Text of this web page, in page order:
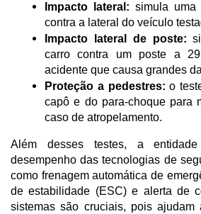
Impacto lateral: simula
contra a lateral do veículo
Impacto lateral de poste:
carro contra um poste a
acidente que causa grandes
Proteção a pedestres: o
capô e do para-choque para
caso de atropelamento.
Além desses testes, a
desempenho das tecnologias de
como frenagem automática de
de estabilidade (ESC) e alerta de
sistemas são cruciais, pois ajudam